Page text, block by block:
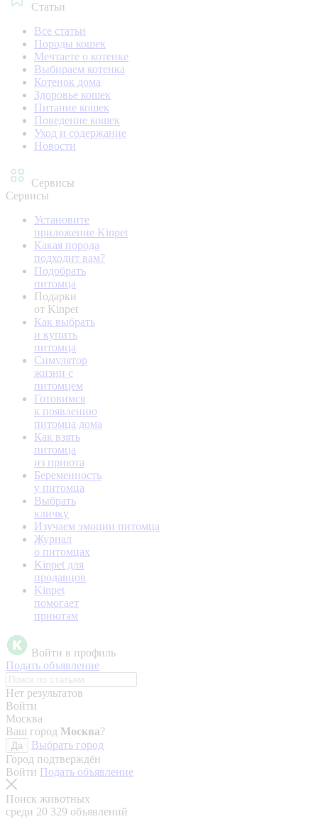
Статьи
Все статьи
Породы кошек
Мечтаете о котенке
Выбираем котенка
Котенок дома
Здоровье кошек
Питание кошек
Поведение кошек
Уход и содержание
Новости
Сервисы
Сервисы
Установите
приложение Kinpet
Какая порода
подходит вам?
Подобрать
питомца
Подарки
от Kinpet
Как выбрать
и купить
питомца
Симулятор
жизни с
питомцем
Готовимся
к появлению
питомца дома
Как взять
питомца
из приюта
Беременность
у питомца
Выбрать
кличку
Изучаем эмоции питомца
Журнал
о питомцах
Kinpet для
продавцов
Kinpet
помогает
приютам
Войти в профиль
Подать объявление
Нет результатов
Войти
Москва
Ваш город Москва?
Да
Выбрать город
Город подтверждён
Войти Подать объявление
Поиск животных
среди 20 329 объявлений